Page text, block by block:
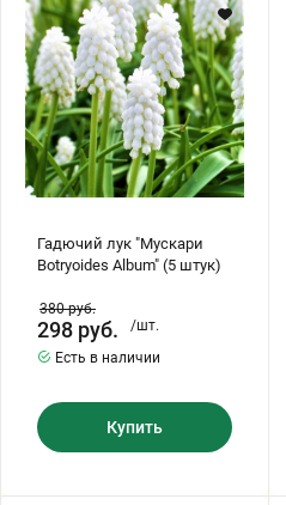
Botryoides
Album"
(5
штук)
Гадючий лук "Мускари
Botryoides Album" (5 штук)
380руб.
298 руб.
/шт.
Есть в наличии
Купить